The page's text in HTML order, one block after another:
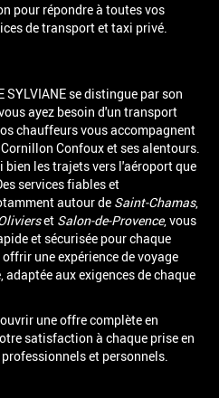
pour répondre à toutes vos
de transport et taxi privé.
SYLVIANE se distingue par son
ayez besoin d'un transport
chauffeurs vous accompagnent
Confoux et ses alentours.
les trajets vers l'aéroport que
services fiables et
autour de Saint-Chamas,
et Salon-de-Provence, vous
et sécurisée pour chaque
une expérience de voyage
aux exigences de chaque
une offre complète en
satisfaction à chaque prise en
et personnels.